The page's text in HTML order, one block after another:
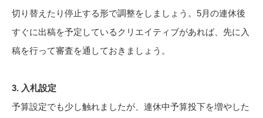
切り替えたり停止する形で調整をしましょう。5月の連休後
すぐに出稿を予定しているクリエイティブがあれば、先に入
稿を行って審査を通しておきましょう。
3. 入札設定
予算設定でも少し触れましたが、連休中予算投下を増やした